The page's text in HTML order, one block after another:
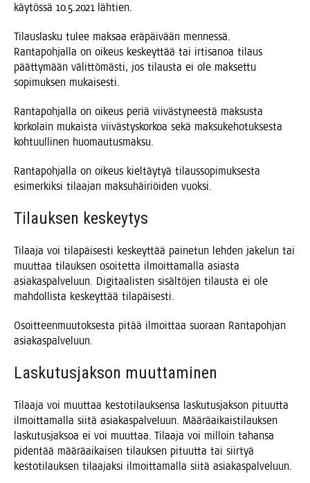
käy­tös­sä 10.5.2021 lähtien.
Tilaus­las­ku tulee mak­saa erä­päi­vään men­nes­sä.
Ran­ta­poh­jal­la on oikeus kes­keyt­tää tai irti­sa­noa tilaus
päät­ty­mään välit­tö­mäs­ti, jos tilaus­ta ei ole mak­set­tu
sopi­muk­sen mukaisesti.
Ran­ta­poh­jal­la on oikeus periä vii­väs­ty­nees­tä mak­sus­ta
kor­ko­lain mukais­ta vii­väs­tys­kor­koa sekä mak­su­ke­ho­tuk­ses­ta
koh­tuul­li­nen huomautusmaksu.
Ran­ta­poh­jal­la on oikeus kiel­täy­tyä tilaus­so­pi­muk­ses­ta
esi­mer­kik­si tilaa­jan mak­su­häi­riöi­den vuoksi.
Tilauk­sen keskeytys
Tilaa­ja voi tila­päi­ses­ti kes­keyt­tää pai­ne­tun leh­den jake­lun tai
muut­taa tilauk­sen osoi­tet­ta ilmoit­ta­mal­la asias­ta
asia­kas­pal­ve­luun. Digi­taa­lis­ten sisäl­tö­jen tilaus­ta ei ole
mah­dol­lis­ta kes­keyt­tää tilapäisesti.
Osoit­teen­muu­tok­ses­ta pitää ilmoit­taa suo­raan Ran­ta­poh­jan
asiakaspalveluun.
Las­ku­tus­jak­son muuttaminen
Tilaa­ja voi muut­taa kes­to­ti­lauk­sen­sa las­ku­tus­jak­son pituut­ta
ilmoit­ta­mal­la sii­tä asia­kas­pal­ve­luun. Mää­rä­ai­kais­ti­lauk­sen
las­ku­tus­jak­soa ei voi muut­taa. Tilaa­ja voi mil­loin tahan­sa
piden­tää mää­rä­ai­kai­sen tilauk­sen pituut­ta tai siir­tyä
kes­to­ti­lauk­sen tilaa­jak­si ilmoit­ta­mal­la sii­tä asiakaspalveluun.